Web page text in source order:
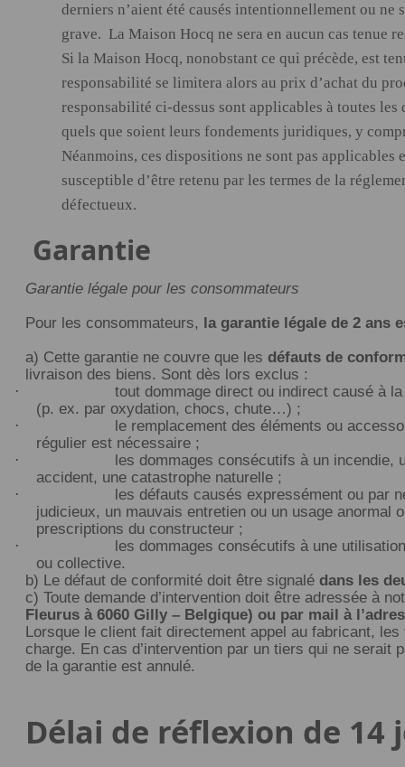
derniers n’aient été causés intentionnellement ou ne
grave. La Maison Hocq ne sera en aucun cas tenue
Si la Maison Hocq, nonobstant ce qui précède, est
responsabilité se limitera alors au prix d’achat du
responsabilité ci-dessus sont applicables à toutes les
quels que soient leurs fondements juridiques, y
Néanmoins, ces dispositions ne sont pas applicables
susceptible d’être retenu par les termes de la
défectueux.
Garantie
Garantie légale pour les consommateurs
Pour les consommateurs, la garantie légale de 2 ans
a) Cette garantie ne couvre que les défauts de
livraison des biens. Sont dès lors exclus :
·
tout dommage direct ou indirect causé à
(p. ex. par oxydation, chocs, chute…) ;
·
le remplacement des éléments ou
régulier est nécessaire ;
·
les dommages consécutifs à un incendie,
accident, une catastrophe naturelle ;
·
les défauts causés expressément ou par
judicieux, un mauvais entretien ou un usage anormal
prescriptions du constructeur ;
·
les dommages consécutifs à une
ou collective.
b) Le défaut de conformité doit être signalé dans les
c) Toute demande d’intervention doit être adressée à
Fleurus à 6060 Gilly – Belgique) ou par mail à
Lorsque le client fait directement appel au fabricant,
charge. En cas d’intervention par un tiers qui ne serait
de la garantie est annulé.
Délai de réflexion de 14